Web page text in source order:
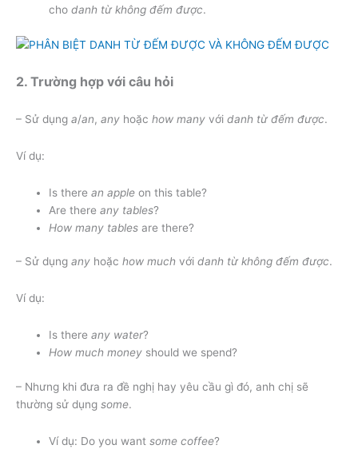
chodanh từ không đếm được.
2. Trường hợp với câu hỏi
– Sử dụng a/an, any hoặc how many với danh từ đếm được.
Ví dụ:
Is therean apple on this table?
Are thereany tables?
How many tables are there?
– Sử dụng any hoặc how much với danh từ không đếm được.
Ví dụ:
Is thereany water?
How much money should we spend?
– Nhưng khi đưa ra đề nghị hay yêu cầu gì đó, anh chị sẽ
thường sử dụng some.
Ví dụ: Do you wantsome coffee?